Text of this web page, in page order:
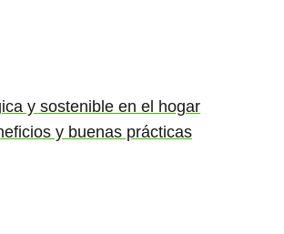
y sostenible en el hogar
y buenas prácticas